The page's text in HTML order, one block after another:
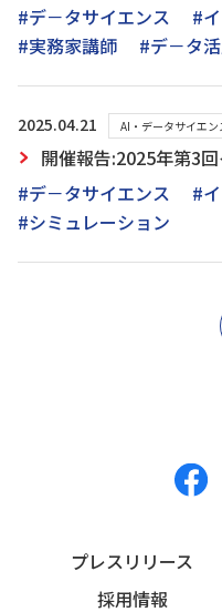
#デ－タサイエンス
#
#実務家講師
#デ－タ
2025.04.21 AI・データサイエン
開催報告:2025年第3
#デ－タサイエンス
#
#シミュレーション
プレスリリース
採用情報